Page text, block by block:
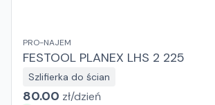
PRO-NAJEM
FESTOOL PLANEX LHS 2 225
Szlifierka do ścian
80.00 zł/dzień